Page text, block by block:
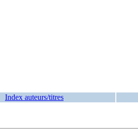
Index auteurs/titres